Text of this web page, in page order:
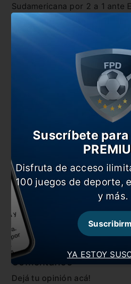
Sudamericana por 2 a 1 ante
aprovechar que ni Lanús, ni
; FedericoNavarroy
, CarlosAuzqui
; Diego Valoyes
También te puede interesar
Unión y el Decano ponen
Última chance para Unión
Newells- Talleres: hora,
Talleres sorprendió y le
En esta nota:
#Atletico de Tucumán
#Noticia
Comentarios
Dejá tu opinión acá!
YA ESTOY
Suscríbete
Disfruta de acceso
100 juegos de deporte,
y más.